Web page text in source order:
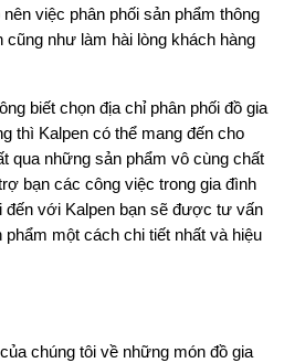
việc phân phối sản phẩm thông
cũng như làm hài lòng khách hàng
biết chọn địa chỉ phân phối đồ gia
thì Kalpen có thể mang đến cho
qua những sản phẩm vô cùng chất
bạn các công việc trong gia đình
đến với Kalpen bạn sẽ được tư vấn
một cách chi tiết nhất và hiệu
chúng tôi về những món đồ gia